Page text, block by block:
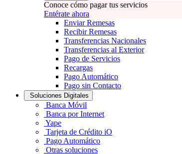
Conoce cómo pagar tus servicios
Entérate ahora
Enviar Remesas
Recibir Remesas
Transferencias Nacionales
Transferencias al Exterior
Pago de Servicios
Recargas
Pago Automático
Pago sin Contacto
Soluciones Digitales
Banca Móvil
Banca por Internet
Yape
Tarjeta de Crédito iO
Pago Automático
Otras soluciones